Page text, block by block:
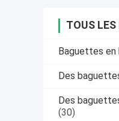
TOUS
Baguettes
Des
Des
(30)